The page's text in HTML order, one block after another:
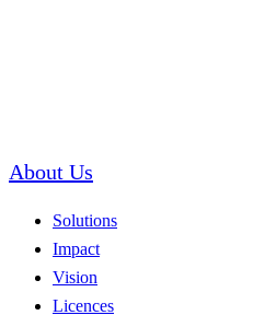
About Us
Solutions
Impact
Vision
Licences